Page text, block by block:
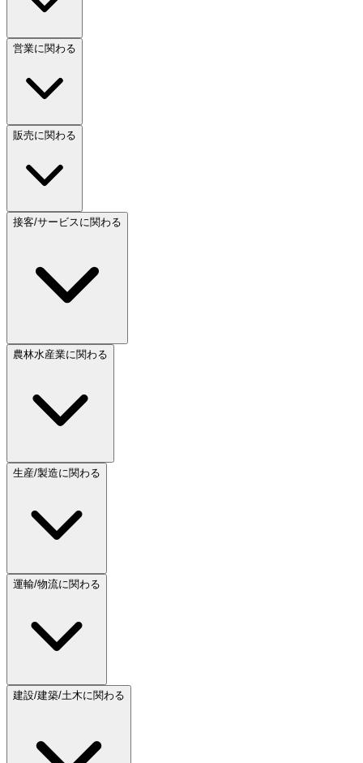
営業に関わる
販売に関わる
接客/サービスに関わる
農林水産業に関わる
生産/製造に関わる
運輸/物流に関わる
建設/建築/土木に関わる